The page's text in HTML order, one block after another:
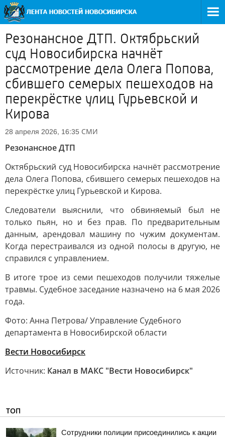
Резонансное ДТП. Октябрьский
суд Новосибирска начнёт
рассмотрение дела Олега Попова,
сбившего семерых пешеходов на
перекрёстке улиц Гурьевской и
Кирова
28 апреля 2026, 16:35 СМИ
Резонансное ДТП
Октябрьский суд Новосибирска начнёт рассмотрение
дела Олега Попова, сбившего семерых пешеходов на
перекрёстке улиц Гурьевской и Кирова.
Следователи выяснили, что обвиняемый был не
только пьян, но и без прав. По предварительным
данным, арендовал машину по чужим документам.
Когда перестраивался из одной полосы в другую, не
справился с управлением.
В итоге трое из семи пешеходов получили тяжелые
травмы. Судебное заседание назначено на 6 мая 2026
года.
Фото: Aнна Петрова/ Управление Судебного
департамента в Новосибирской области
Вести Новосибирск
Источник: Канал в МАКС "Вести Новосибирск"
ТОП
Сотрудники полиции присоединились к акции